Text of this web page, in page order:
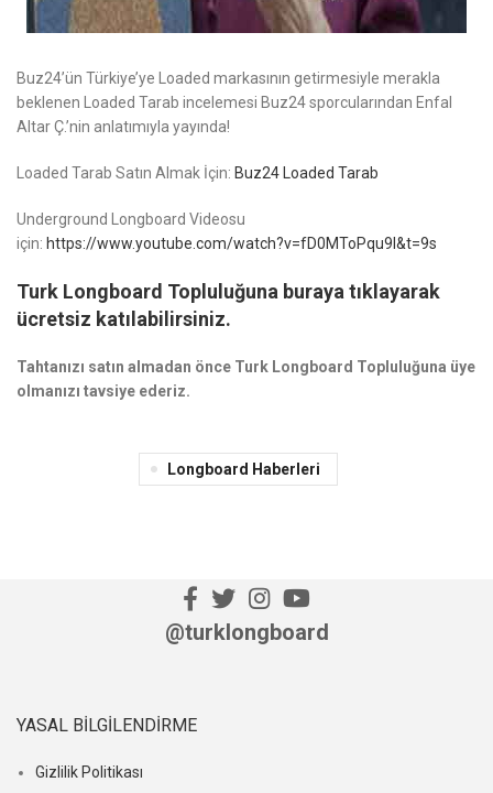
Buz24’ün Türkiye’ye Loaded markasının getirmesiyle merakla
beklenen Loaded Tarab incelemesi Buz24 sporcularından Enfal
Altar Ç.’nin anlatımıyla yayında!
Loaded Tarab Satın Almak İçin: Buz24 Loaded Tarab
Underground Longboard Videosu
için: https://www.youtube.com/watch?v=fD0MToPqu9I&t=9s
Turk Longboard Topluluğuna buraya tıklayarak
ücretsiz katılabilirsiniz.
Tahtanızı satın almadan önce Turk Longboard Topluluğuna üye
olmanızı tavsiye ederiz.
Longboard Haberleri
@turklongboard
YASAL BILGILENDIRME
Gizlilik Politikası